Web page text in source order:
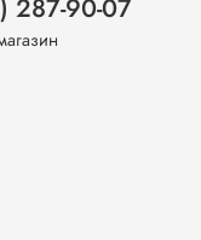
287-90-07